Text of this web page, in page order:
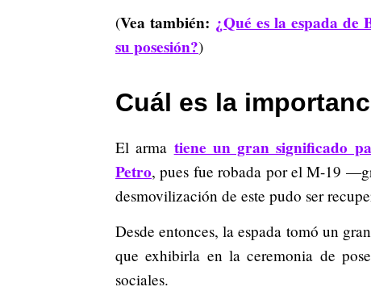
(Vea también: ¿Qué es la espada
su posesión?)
Cuál es la
El arma tiene un gran significado
Petro, pues fue robada por el M-19
desmovilización de este pudo ser
Desde entonces, la espada tomó un
que exhibirla en la ceremonia de
sociales.